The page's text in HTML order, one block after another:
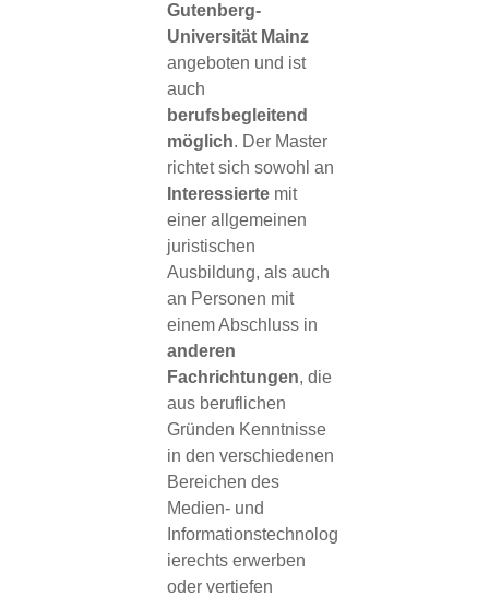
Gutenberg-
Universität Mainz
angeboten und ist
auch
berufsbegleitend
möglich. Der Master
richtet sich sowohl an
Interessiertemit
einer allgemeinen
juristischen
Ausbildung, als auch
an Personen mit
einem Abschluss in
anderen
Fachrichtungen, die
aus beruflichen
Gründen Kenntnisse
in den verschiedenen
Bereichen des
Medien- und
Informationstechnolog
ierechts erwerben
oder vertiefen